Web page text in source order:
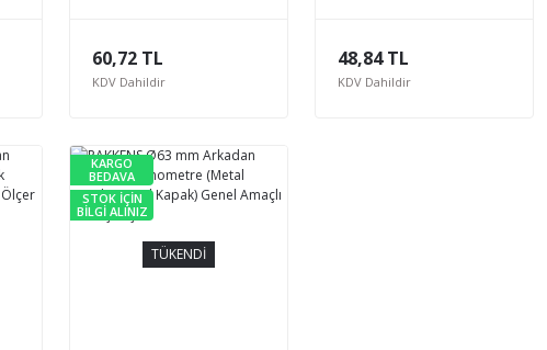
Basınç Ölçer
60,72 TL
KDV Dahildir
48,84 TL
KDV Dahildir
TÜKENDİ
KARGO
BEDAVA
STOK İÇİN
BİLGİ ALINIZ